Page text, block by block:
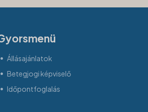
Állásajánlatok
Betegjogi képviselő
Időpontfoglalás